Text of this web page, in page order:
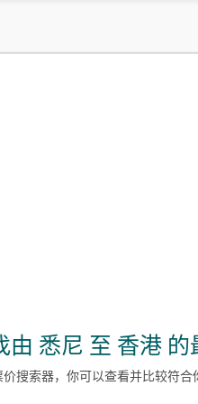
由 悉尼 至 香港 的
搜索器，你可以查看并比较符合